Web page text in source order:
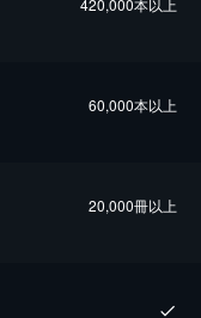
420,000本以上
60,000本以上
20,000冊以上